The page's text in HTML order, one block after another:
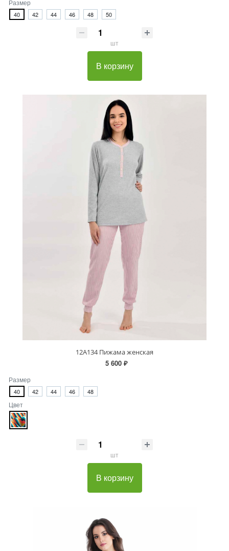
Размер
40 42 44 46 48 50
шт
В корзину
12А134 Пижама женская
5 600 ₽
Размер
40 42 44 46 48
Цвет
шт
В корзину